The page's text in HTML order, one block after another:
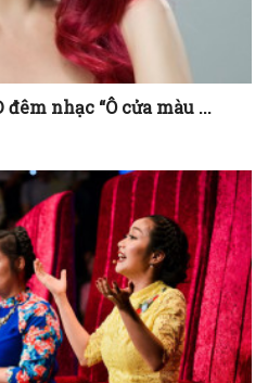
nhạc “Ô cửa màu ...